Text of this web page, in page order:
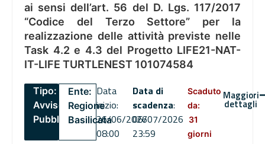
ai sensi dell’art. 56 del D. Lgs. 117/2017
“Codice del Terzo Settore” per la
realizzazione delle attività previste nelle
Task 4.2 e 4.3 del Progetto LIFE21-NAT-
IT-LIFE TURTLENEST 101074584
Tipo:
Avviso
Pubblico
Ente:
Regione
Basilicata
Data
inizio:
26/06/2026
08:00
Data di
scadenza:
06/07/2026
23:59
Scaduto
da:
31
giorni
Maggiori
dettagli